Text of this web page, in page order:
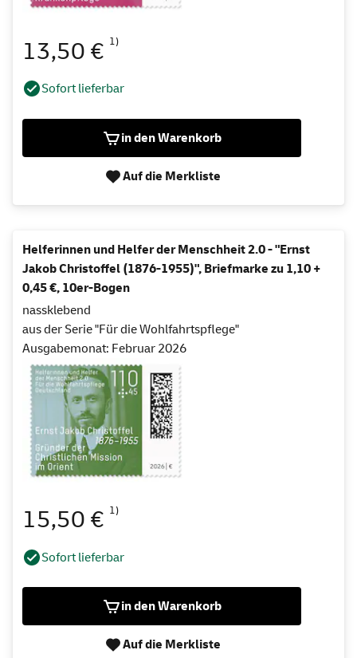
13,50 € 1)
Sofort lieferbar
in den Warenkorb
Auf die Merkliste
Helferinnen und Helfer der Menschheit 2.0 - "Ernst
Jakob Christoffel (1876-1955)", Briefmarke zu 1,10 +
0,45 €, 10er-Bogen
nassklebend
aus der Serie "Für die Wohlfahrtspflege"
Ausgabemonat: Februar 2026
15,50 € 1)
Sofort lieferbar
in den Warenkorb
Auf die Merkliste